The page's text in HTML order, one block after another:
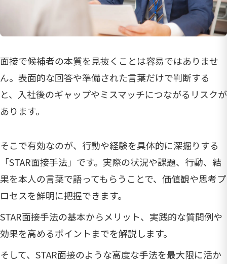
面接で候補者の本質を見抜くことは容易ではありませ
ん。表面的な回答や準備された言葉だけで判断する
と、入社後のギャップやミスマッチにつながるリスクが
あります。
そこで有効なのが、行動や経験を具体的に深掘りする
「STAR面接手法」です。実際の状況や課題、行動、結
果を本人の言葉で語ってもらうことで、価値観や思考プ
ロセスを鮮明に把握できます。
STAR面接手法の基本からメリット、実践的な質問例や
効果を高めるポイントまでを解説します。
そして、STAR面接のような高度な手法を最大限に活か